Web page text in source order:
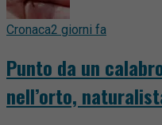
Cronaca2 giorni fa
Punto da un
nell’orto,